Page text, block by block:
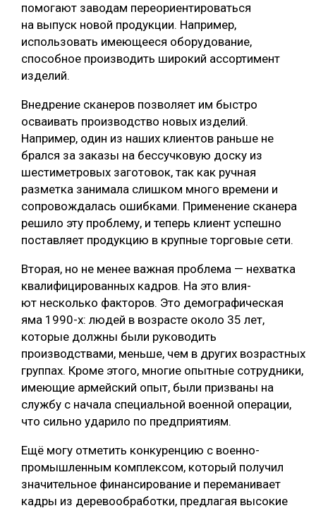
помогают заводам переориентироваться
на выпуск новой продукции. Например,
использовать имеющееся оборудование,
способное производить широкий ассортимент
изделий.
Внедрение сканеров позволяет им быстро
осваивать производство новых изделий.
Например, один из наших клиентов раньше не
брался за заказы на бессучковую доску из
шестиметровых заготовок, так как ручная
разметка занимала слишком много времени и
сопровождалась ошибками. Применение сканера
решило эту проблему, и теперь клиент успешно
поставляет продукцию в крупные торговые сети.
Вторая, но не менее важная проблема — нехватка
квалифицированных кадров. На это влия-
ют несколько факторов. Это демографическая
яма 1990-х: людей в возрасте около 35 лет,
которые должны были руководить
производствами, меньше, чем в других возрастных
группах. Кроме этого, многие опытные сотрудники,
имеющие армейский опыт, были призваны на
службу с начала специальной военной операции,
что сильно ударило по предприятиям.
Ещё могу отметить конкуренцию с военно-
промышленным комплексом, который получил
значительное финансирование и переманивает
кадры из деревообработки, предлагая высокие